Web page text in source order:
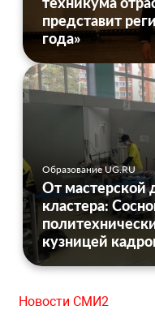
представит
года»
Образование UG.RU
От мастерской
кластера:
кузницей
Новости СМИ2